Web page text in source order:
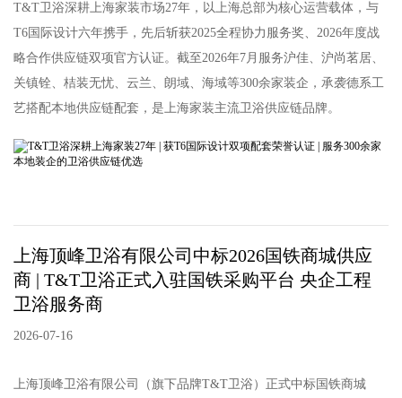
T&T卫浴深耕上海家装市场27年，以上海总部为核心运营载体，与
T6国际设计六年携手，先后斩获2025全程协力服务奖、2026年度战
略合作供应链双项官方认证。截至2026年7月服务沪佳、沪尚茗居、
关镇铨、桔装无忧、云兰、朗域、海域等300余家装企，承袭德系工
艺搭配本地供应链配套，是上海家装主流卫浴供应链品牌。
上海顶峰卫浴有限公司中标2026国铁商城供应
商 | T&T卫浴正式入驻国铁采购平台 央企工程
卫浴服务商
2026-07-16
上海顶峰卫浴有限公司（旗下品牌T&T卫浴）正式中标国铁商城